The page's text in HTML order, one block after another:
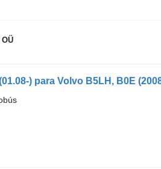
) para Volvo B5LH, B0E